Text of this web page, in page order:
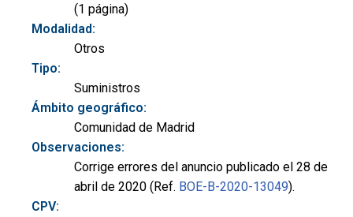
(1 página)
Modalidad:
Otros
Tipo:
Suministros
Ámbito geográfico:
Comunidad de Madrid
Observaciones:
Corrige errores del anuncio publicado el 28 de
abril de 2020 (Ref. BOE-B-2020-13049).
CPV: